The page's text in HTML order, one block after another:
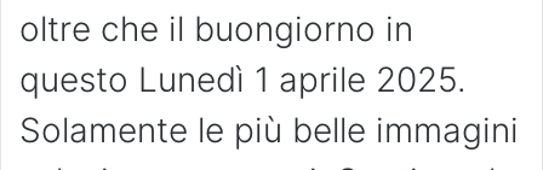
oltre che il buongiorno in
questo Lunedì 1 aprile 2025.
Solamente le più belle immagini